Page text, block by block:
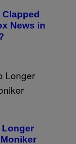
News in
Longer